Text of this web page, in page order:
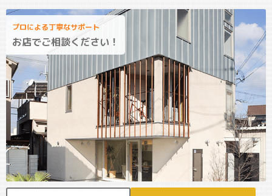
プロによる丁寧なサポート
お店でご相談ください！